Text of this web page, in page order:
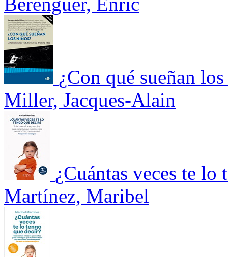
¿Con qué sueñan
Miller, Jacques-Alain
¿Cuántas veces te lo
Martínez, Maribel